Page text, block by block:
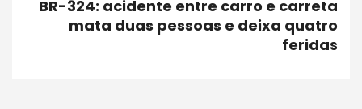
BR-324: acidente entre carro e carreta
mata duas pessoas e deixa quatro
feridas